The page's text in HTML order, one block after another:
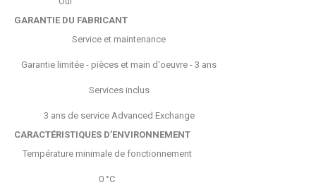
GARANTIE DU FABRICANT
Service et maintenance
Garantie limitée - pièces et main d'oeuvre - 3 ans
Services inclus
3 ans de service Advanced Exchange
CARACTÉRISTIQUES D’ENVIRONNEMENT
Température minimale de fonctionnement
0 °C